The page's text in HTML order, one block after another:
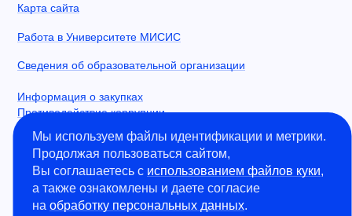
Карта сайта
Работа в Университете МИСИС
Сведения об образовательной организации
Информация о закупках
Противодействие коррупции
Политика конфиденциальности
2026 Университет науки и технологий МИСИС
Мы используем файлы идентификации и метрики.
Продолжая пользоваться сайтом,
Вы соглашаетесь с использованием файлов куки,
а также ознакомлены и даете согласие
на обработку персональных данных.